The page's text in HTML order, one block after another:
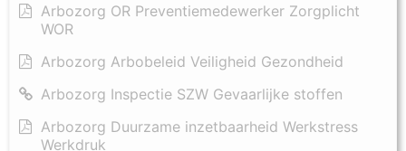
Arbozorg OR Preventiemedewerker Zorgplicht
WOR
Arbozorg Arbobeleid Veiligheid Gezondheid
Arbozorg Inspectie SZW Gevaarlijke stoffen
Arbozorg Duurzame inzetbaarheid Werkstress
Werkdruk